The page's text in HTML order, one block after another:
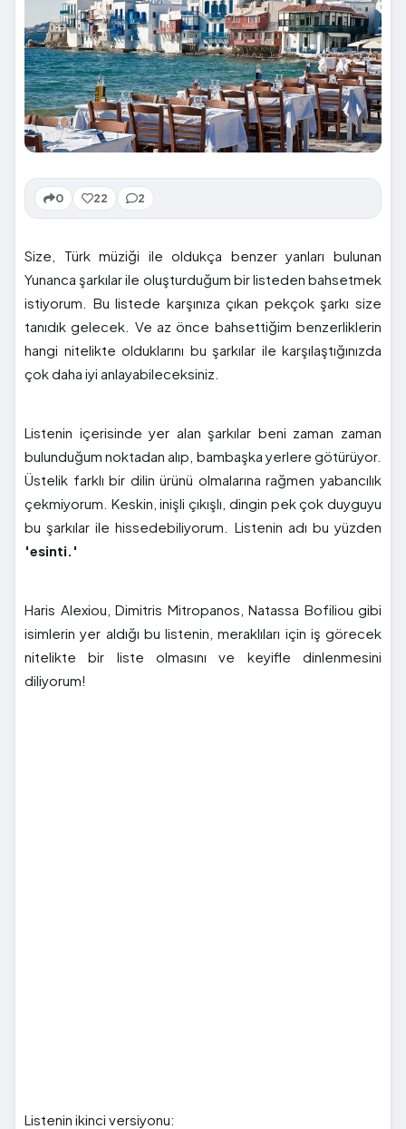
0 22 2
Size, Türk müziği ile oldukça benzer yanları bulunan
Yunanca şarkılar ile oluşturduğum bir listeden bahsetmek
istiyorum. Bu listede karşınıza çıkan pekçok şarkı size
tanıdık gelecek. Ve az önce bahsettiğim benzerliklerin
hangi nitelikte olduklarını bu şarkılar ile karşılaştığınızda
çok daha iyi anlayabileceksiniz.
Listenin içerisinde yer alan şarkılar beni zaman zaman
bulunduğum noktadan alıp, bambaşka yerlere götürüyor.
Üstelik farklı bir dilin ürünü olmalarına rağmen yabancılık
çekmiyorum. Keskin, inişli çıkışlı, dingin pek çok duyguyu
bu şarkılar ile hissedebiliyorum. Listenin adı bu yüzden
'esinti.'
Haris Alexiou, Dimitris Mitropanos, Natassa Bofiliou gibi
isimlerin yer aldığı bu listenin, meraklıları için iş görecek
nitelikte bir liste olmasını ve keyifle dinlenmesini
diliyorum!
Listenin ikinci versiyonu: